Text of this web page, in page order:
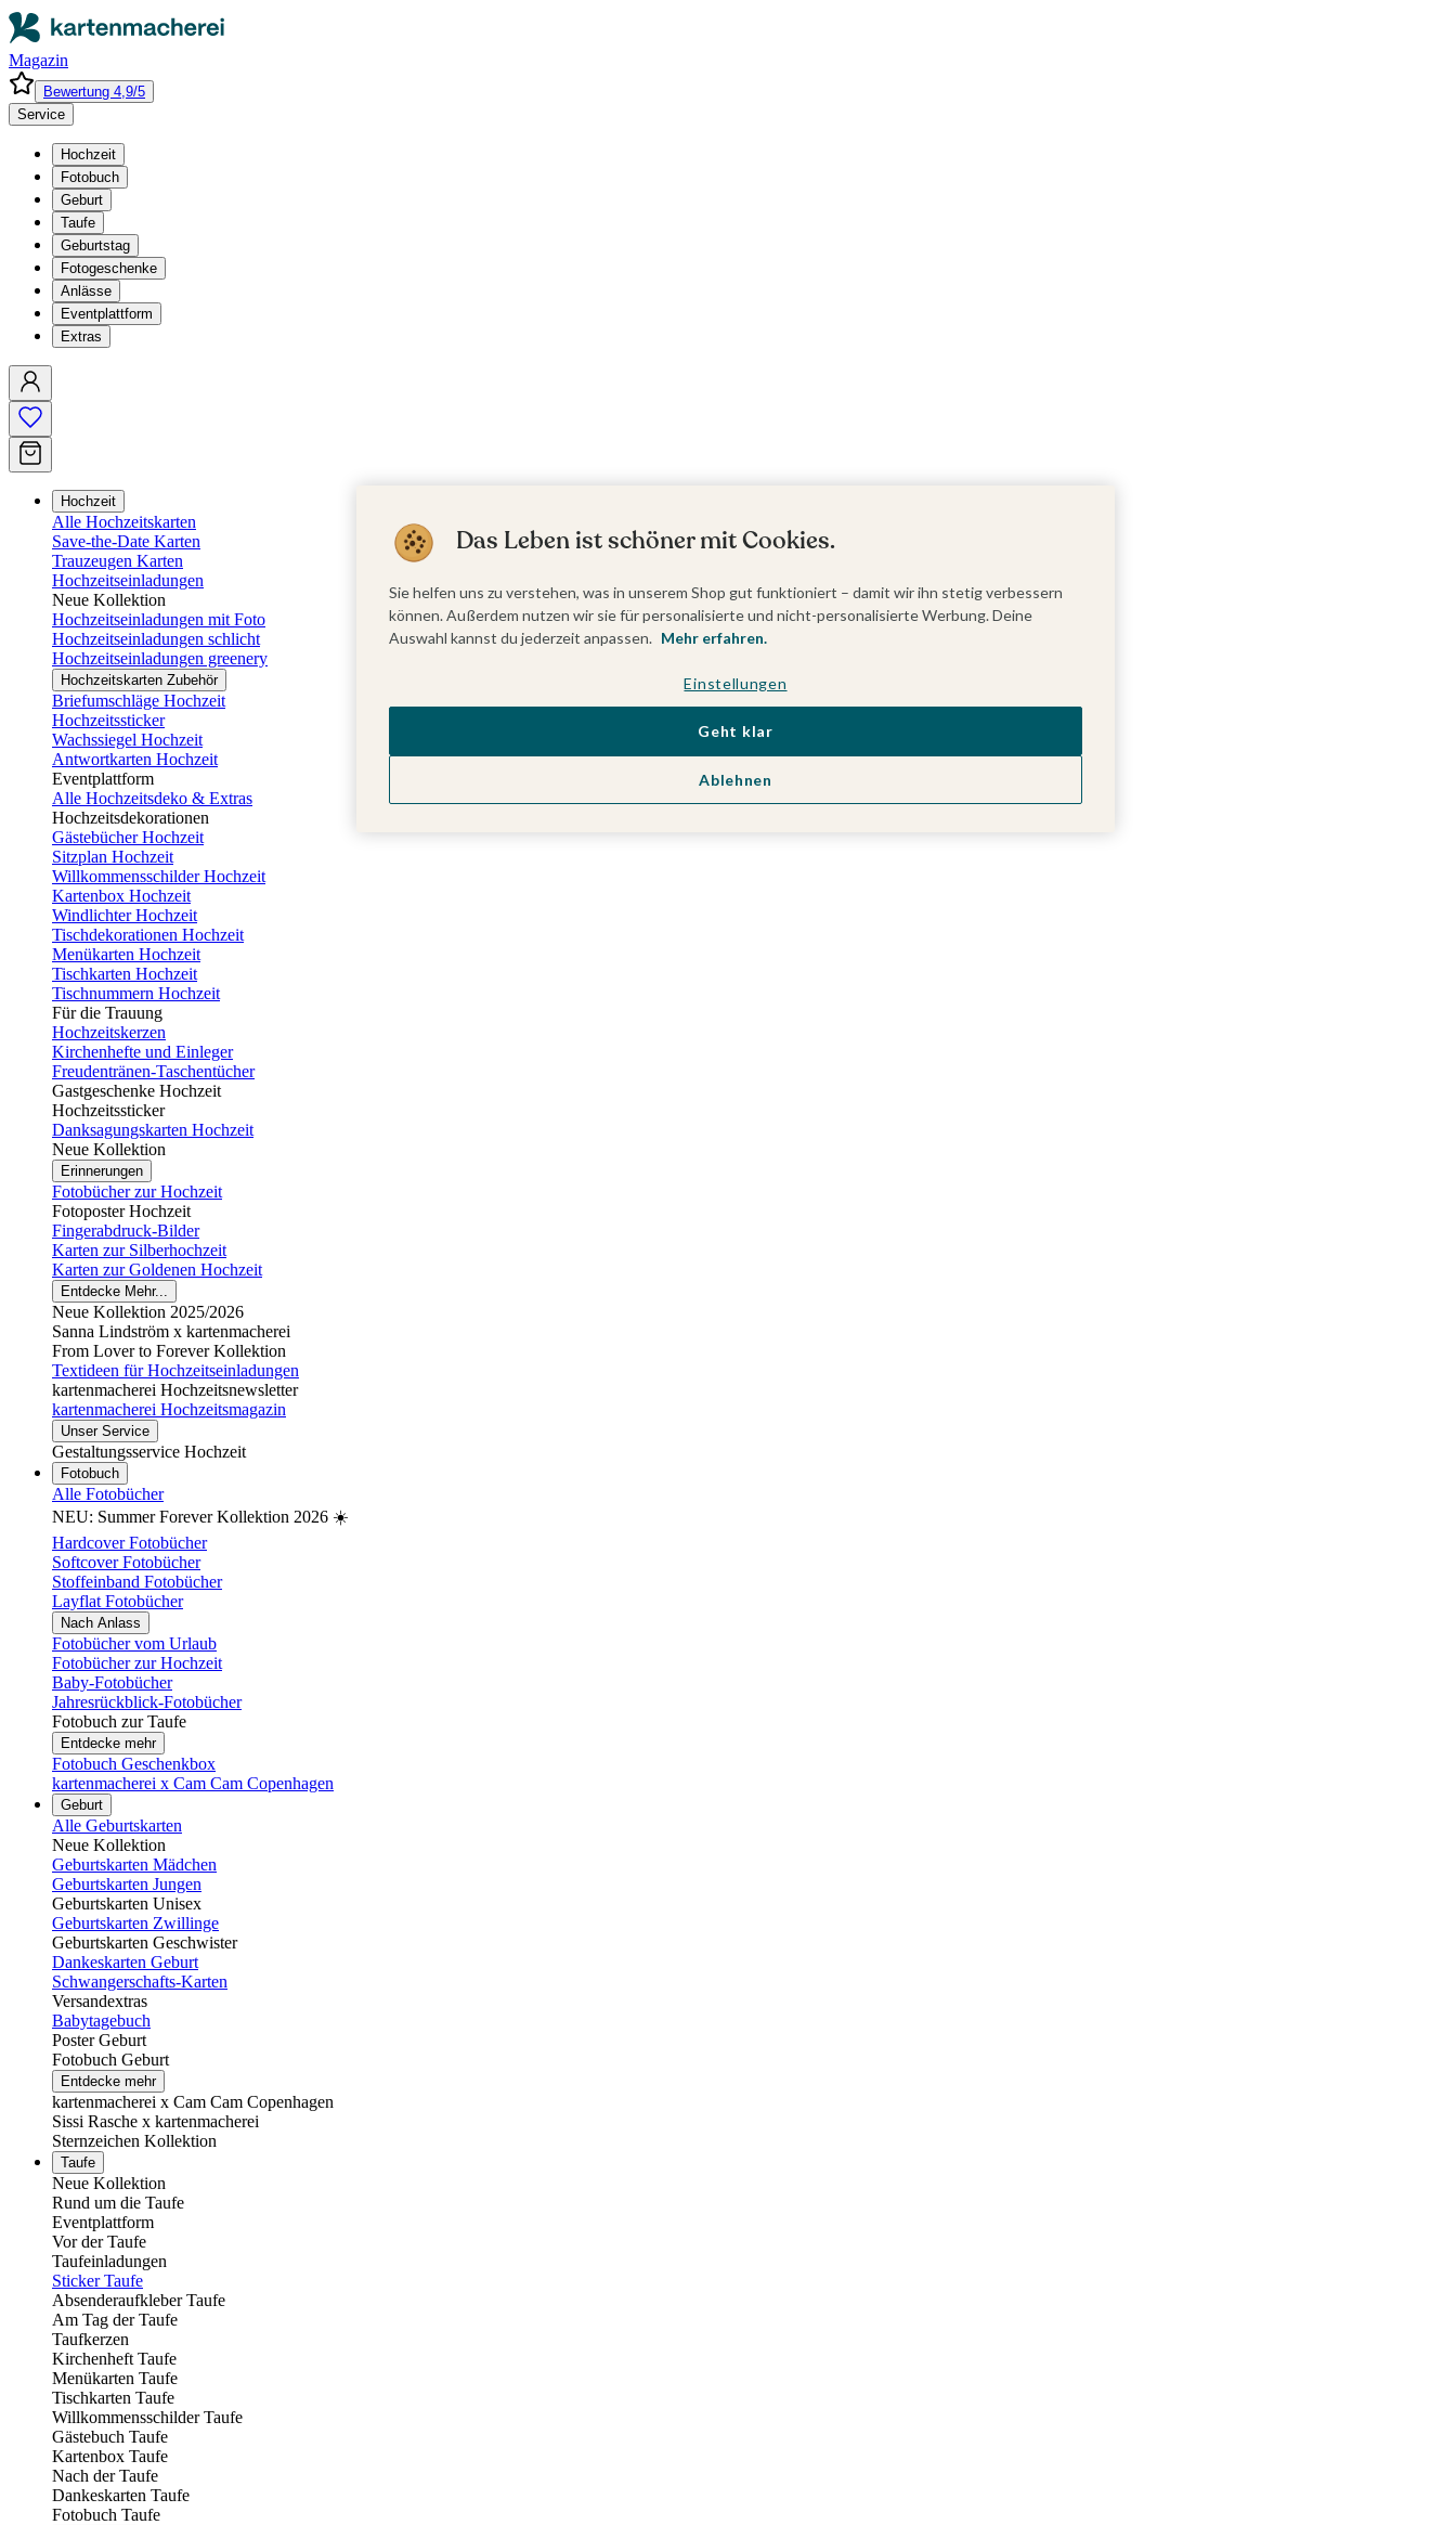
Magazin
Bewertung 4,9/5
Service
Hochzeit
Fotobuch
Geburt
Taufe
Geburtstag
Fotogeschenke
Anlässe
Eventplattform
Extras
Hochzeit
Alle Hochzeitskarten
Save-the-Date Karten
Trauzeugen Karten
Hochzeitseinladungen
Neue Kollektion
Hochzeitseinladungen mit Foto
Hochzeitseinladungen schlicht
Hochzeitseinladungen greenery
Hochzeitskarten Zubehör
Briefumschläge Hochzeit
Hochzeitssticker
Wachssiegel Hochzeit
Antwortkarten Hochzeit
Eventplattform
Alle Hochzeitsdeko & Extras
Hochzeitsdekorationen
Gästebücher Hochzeit
Sitzplan Hochzeit
Willkommensschilder Hochzeit
Kartenbox Hochzeit
Windlichter Hochzeit
Tischdekorationen Hochzeit
Menükarten Hochzeit
Tischkarten Hochzeit
Tischnummern Hochzeit
Für die Trauung
Hochzeitskerzen
Kirchenhefte und Einleger
Freudentränen-Taschentücher
Gastgeschenke Hochzeit
Hochzeitssticker
Danksagungskarten Hochzeit
Neue Kollektion
Erinnerungen
Fotobücher zur Hochzeit
Fotoposter Hochzeit
Fingerabdruck-Bilder
Karten zur Silberhochzeit
Karten zur Goldenen Hochzeit
Entdecke Mehr...
Neue Kollektion 2025/2026
Sanna Lindström x kartenmacherei
From Lover to Forever Kollektion
Textideen für Hochzeitseinladungen
kartenmacherei Hochzeitsnewsletter
kartenmacherei Hochzeitsmagazin
Unser Service
Gestaltungsservice Hochzeit
Fotobuch
Alle Fotobücher
NEU: Summer Forever Kollektion 2026 ☀️
Hardcover Fotobücher
Softcover Fotobücher
Stoffeinband Fotobücher
Layflat Fotobücher
Nach Anlass
Fotobücher vom Urlaub
Fotobücher zur Hochzeit
Baby-Fotobücher
Jahresrückblick-Fotobücher
Fotobuch zur Taufe
Entdecke mehr
Fotobuch Geschenkbox
kartenmacherei x Cam Cam Copenhagen
Geburt
Alle Geburtskarten
Neue Kollektion
Geburtskarten Mädchen
Geburtskarten Jungen
Geburtskarten Unisex
Geburtskarten Zwillinge
Geburtskarten Geschwister
Dankeskarten Geburt
Schwangerschafts-Karten
Versandextras
Babytagebuch
Poster Geburt
Fotobuch Geburt
Entdecke mehr
kartenmacherei x Cam Cam Copenhagen
Sissi Rasche x kartenmacherei
Sternzeichen Kollektion
Taufe
Neue Kollektion
Rund um die Taufe
Eventplattform
Vor der Taufe
Taufeinladungen
Sticker Taufe
Absenderaufkleber Taufe
Am Tag der Taufe
Taufkerzen
Kirchenheft Taufe
Menükarten Taufe
Tischkarten Taufe
Willkommensschilder Taufe
Gästebuch Taufe
Kartenbox Taufe
Nach der Taufe
Dankeskarten Taufe
Fotobuch Taufe
Das Leben ist schöner mit Cookies.
Sie helfen uns zu verstehen, was in unserem Shop gut funktioniert – damit wir ihn stetig verbessern
können. Außerdem nutzen wir sie für personalisierte und nicht-personalisierte Werbung. Deine
Auswahl kannst du jederzeit anpassen. Mehr erfahren.
Einstellungen
Ablehnen
Geht klar